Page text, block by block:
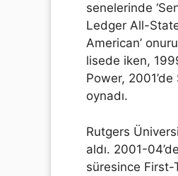
senelerinde
Ledger All-
American’
lisede iken,
Power,
oynadı.
Rutgers
aldı. 2001-
süresince First-